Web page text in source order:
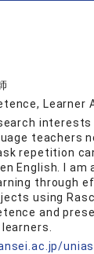
Learner
teachers
repetition
English. I
through
using
and